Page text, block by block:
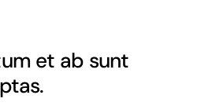
et ab sunt